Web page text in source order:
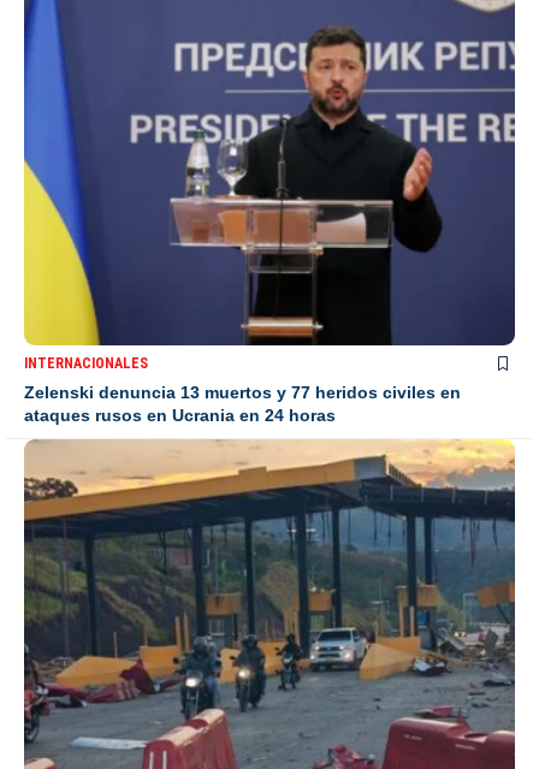
INTERNACIONALES
Zelenski denuncia 13 muertos y 77 heridos civiles en
ataques rusos en Ucrania en 24 horas